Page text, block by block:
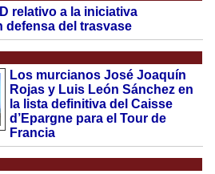
relativo a la iniciativa
defensa del trasvase
Los murcianos José Joaquín
Rojas y Luis León Sánchez en
la lista definitiva del Caisse
d’Epargne para el Tour de
Francia